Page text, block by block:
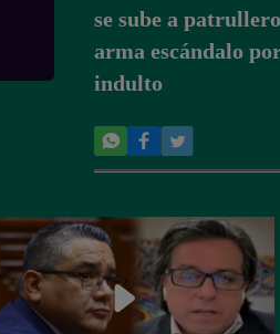
se sube a
arma escándalo
indulto